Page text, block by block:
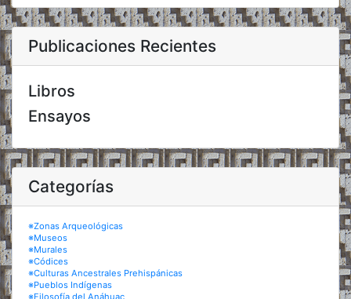
Publicaciones Recientes
Libros
Ensayos
Categorías
※Zonas Arqueológicas
※Museos
※Murales
※Códices
※Culturas Ancestrales Prehispánicas
※Pueblos Indígenas
※Filosofía del Anáhuac